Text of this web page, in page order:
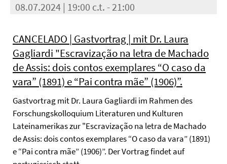
08.07.2024 | 19:00 c.t. - 21:00
CANCELADO | Gastvortrag | mit Dr. Laura
Gagliardi "Escravização na letra de Machado
de Assis: dois contos exemplares “O caso da
vara” (1891) e “Pai contra mãe” (1906)”.
Gastvortrag mit Dr. Laura Gagliardi im Rahmen des
Forschungskolloquium Literaturen und Kulturen
Lateinamerikas zur "Escravização na letra de Machado
de Assis: dois contos exemplares “O caso da vara” (1891)
e “Pai contra mãe” (1906)”. Der Vortrag findet auf